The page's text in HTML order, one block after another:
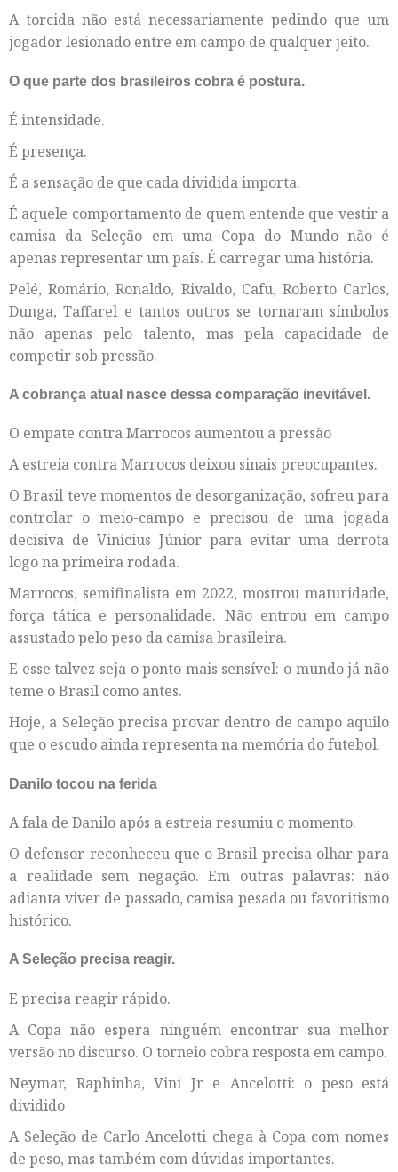
A torcida não está necessariamente pedindo que um
jogador lesionado entre em campo de qualquer jeito.
O que parte dos brasileiros cobra é postura.
É intensidade.
É presença.
É a sensação de que cada dividida importa.
É aquele comportamento de quem entende que vestir a
camisa da Seleção em uma Copa do Mundo não é
apenas representar um país. É carregar uma história.
Pelé, Romário, Ronaldo, Rivaldo, Cafu, Roberto Carlos,
Dunga, Taffarel e tantos outros se tornaram símbolos
não apenas pelo talento, mas pela capacidade de
competir sob pressão.
A cobrança atual nasce dessa comparação inevitável.
O empate contra Marrocos aumentou a pressão
A estreia contra Marrocos deixou sinais preocupantes.
O Brasil teve momentos de desorganização, sofreu para
controlar o meio-campo e precisou de uma jogada
decisiva de Vinícius Júnior para evitar uma derrota
logo na primeira rodada.
Marrocos, semifinalista em 2022, mostrou maturidade,
força tática e personalidade. Não entrou em campo
assustado pelo peso da camisa brasileira.
E esse talvez seja o ponto mais sensível: o mundo já não
teme o Brasil como antes.
Hoje, a Seleção precisa provar dentro de campo aquilo
que o escudo ainda representa na memória do futebol.
Danilo tocou na ferida
A fala de Danilo após a estreia resumiu o momento.
O defensor reconheceu que o Brasil precisa olhar para
a realidade sem negação. Em outras palavras: não
adianta viver de passado, camisa pesada ou favoritismo
histórico.
A Seleção precisa reagir.
E precisa reagir rápido.
A Copa não espera ninguém encontrar sua melhor
versão no discurso. O torneio cobra resposta em campo.
Neymar, Raphinha, Vini Jr e Ancelotti: o peso está
dividido
A Seleção de Carlo Ancelotti chega à Copa com nomes
de peso, mas também com dúvidas importantes.